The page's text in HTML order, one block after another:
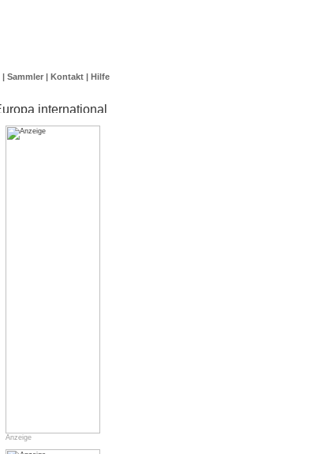
| Sammler | Kontakt | Hilfe
Anzeige